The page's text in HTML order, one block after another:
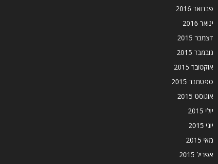
פברואר 2016
ינואר 2016
דצמבר 2015
נובמבר 2015
אוקטובר 2015
ספטמבר 2015
אוגוסט 2015
יולי 2015
יוני 2015
מאי 2015
אפריל 2015